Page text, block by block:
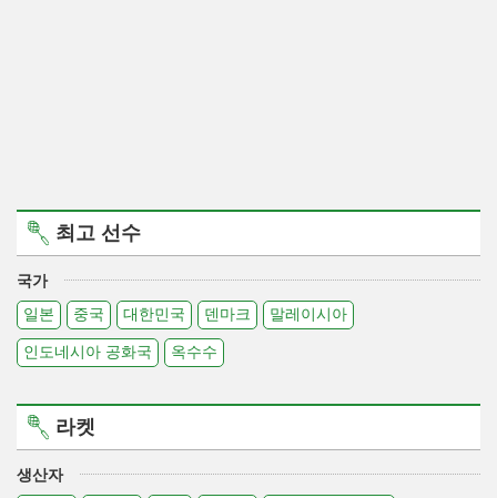
최고 선수
국가
일본
중국 대한민국 덴마크 말레이시아
인도네시아 공화국 옥수수
라켓
생산자